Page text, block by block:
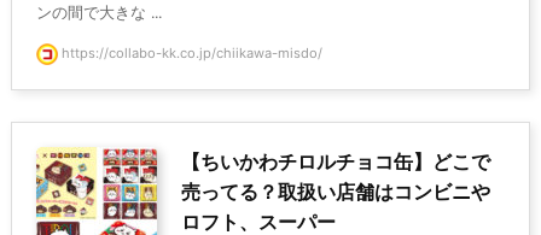
ンの間で大きな ...
https://collabo-kk.co.jp/chiikawa-misdo/
【ちいかわチロルチョコ缶】どこで
売ってる？取扱い店舗はコンビニや
ロフト、スーパー